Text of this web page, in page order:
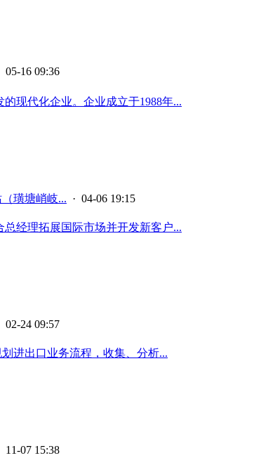
05-16 09:36
现代化企业。企业成立于1988年...
璜塘峭岐... · 04-06 19:15
经理拓展国际市场并开发新客户...
02-24 09:57
进出口业务流程，收集、分析...
11-07 15:38